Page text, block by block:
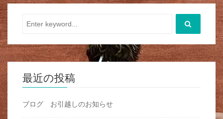
最近の投稿
ブログ お引越しのお知らせ